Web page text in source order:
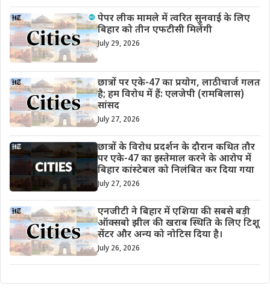
पेपर लीक मामले में त्वरित सुनवाई के लिए
बिहार को तीन एफटीसी मिलेंगी
July 29, 2026
छात्रों पर एके-47 का प्रयोग, लाठीचार्ज गलत
है; हम विरोध में हैं: एलजेपी (रामबिलास)
सांसद
July 27, 2026
छात्रों के विरोध प्रदर्शन के दौरान कथित तौर
पर एके-47 का इस्तेमाल करने के आरोप में
बिहार कांस्टेबल को निलंबित कर दिया गया
July 27, 2026
एनजीटी ने बिहार में एशिया की सबसे बड़ी
ऑक्सबो झील की खराब स्थिति के लिए टिशू
सेंटर और अन्य को नोटिस दिया है।
July 26, 2026